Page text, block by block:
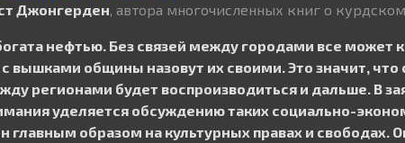
Джонгерден, автора многочисленных книг о
нефтью. Без связей между городами все может
вышками общины назовут их своими. Это значит,
регионами будет воспроизводиться и дальше. В
уделяется обсуждению таких социально-
главным образом на культурных правах и свободах.